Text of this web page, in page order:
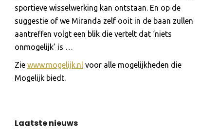
sportieve wisselwerking kan ontstaan. En op de
suggestie of we Miranda zelf ooit in de baan zullen
aantreffen volgt een blik die vertelt dat ‘niets
onmogelijk’ is …
Zie www.mogelijk.nl voor alle mogelijkheden die
Mogelijk biedt.
Laatste nieuws